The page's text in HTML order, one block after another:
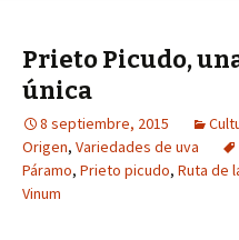
Prieto Picudo,
única
8 septiembre, 2015
Origen, Variedades de uva
Páramo, Prieto picudo, Ruta de
Vinum